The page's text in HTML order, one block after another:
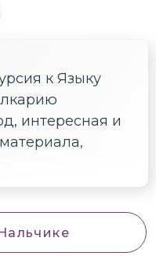
к Языку
интересная и